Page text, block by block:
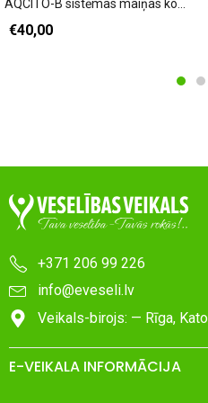
€40,00
+371 206 99 226
info@eveseli.lv
Veikals-birojs: — Rīga,
E-VEIKALA INFORMĀCIJA